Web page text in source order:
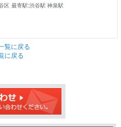
区 最寄駅:渋谷駅 神泉駅
覧に戻る
に戻る